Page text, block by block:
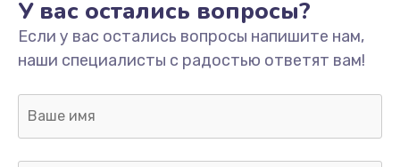
У вас остались вопросы?
Если у вас остались вопросы напишите нам,
наши специалисты с радостью ответят вам!